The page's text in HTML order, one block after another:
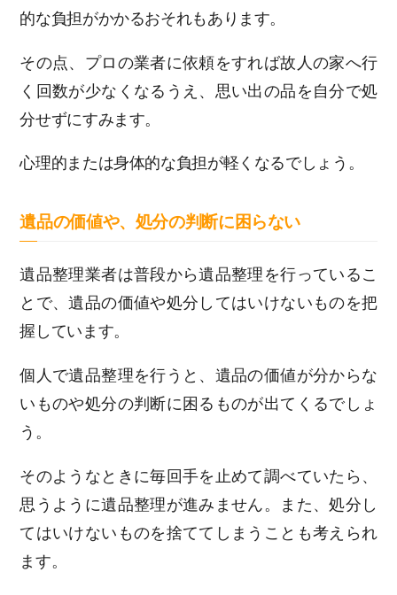
的な負担がかかるおそれもあります。
その点、プロの業者に依頼をすれば故人の家へ行
く回数が少なくなるうえ、思い出の品を自分で処
分せずにすみます。
心理的または身体的な負担が軽くなるでしょう。
遺品の価値や、処分の判断に困らない
遺品整理業者は普段から遺品整理を行っているこ
とで、遺品の価値や処分してはいけないものを把
握しています。
個人で遺品整理を行うと、遺品の価値が分からな
いものや処分の判断に困るものが出てくるでしょ
う。
そのようなときに毎回手を止めて調べていたら、
思うように遺品整理が進みません。また、処分し
てはいけないものを捨ててしまうことも考えられ
ます。